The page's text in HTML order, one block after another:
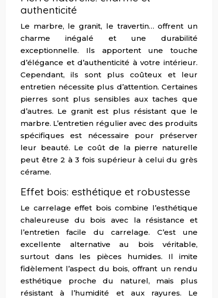
authenticité
Le marbre, le granit, le travertin… offrent un
charme inégalé et une durabilité
exceptionnelle. Ils apportent une touche
d’élégance et d’authenticité à votre intérieur.
Cependant, ils sont plus coûteux et leur
entretien nécessite plus d’attention. Certaines
pierres sont plus sensibles aux taches que
d’autres. Le granit est plus résistant que le
marbre. L’entretien régulier avec des produits
spécifiques est nécessaire pour préserver
leur beauté. Le coût de la pierre naturelle
peut être 2 à 3 fois supérieur à celui du grès
cérame.
Effet bois: esthétique et robustesse
Le carrelage effet bois combine l’esthétique
chaleureuse du bois avec la résistance et
l’entretien facile du carrelage. C’est une
excellente alternative au bois véritable,
surtout dans les pièces humides. Il imite
fidèlement l’aspect du bois, offrant un rendu
esthétique proche du naturel, mais plus
résistant à l’humidité et aux rayures. Le